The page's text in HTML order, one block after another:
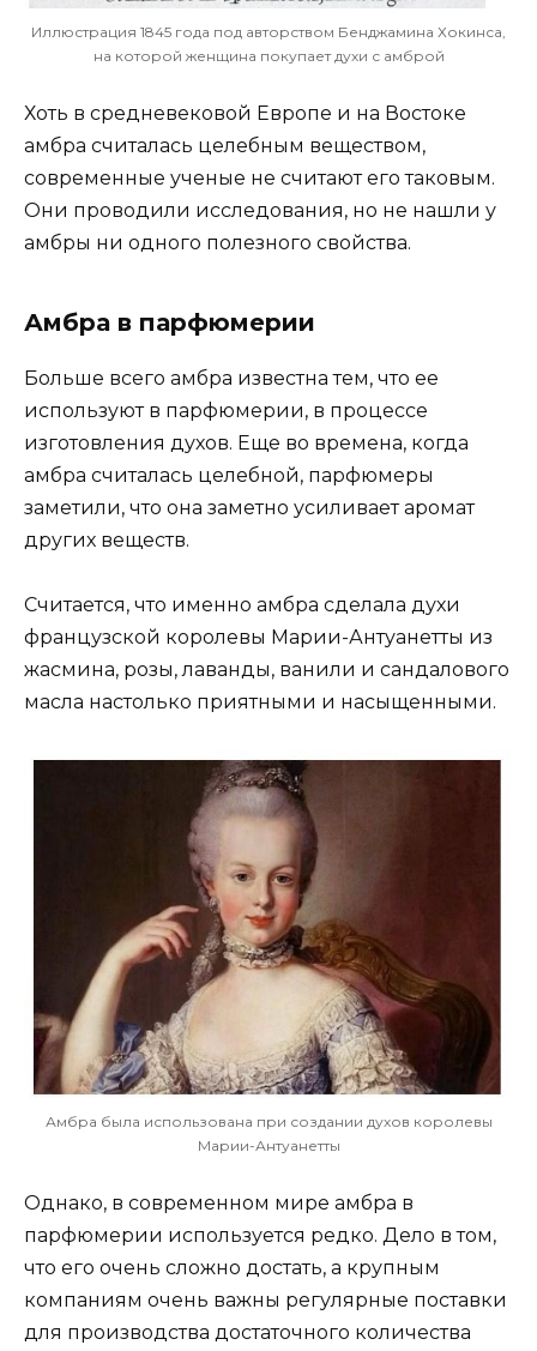
Иллюстрация 1845 года под авторством Бенджамина Хокинса,
на которой женщина покупает духи с амброй
Хоть в средневековой Европе и на Востоке
амбра считалась целебным веществом,
современные ученые не считают его таковым.
Они проводили исследования, но не нашли у
амбры ни одного полезного свойства.
Амбра в парфюмерии
Больше всего амбра известна тем, что ее
используют в парфюмерии, в процессе
изготовления духов. Еще во времена, когда
амбра считалась целебной, парфюмеры
заметили, что она заметно усиливает аромат
других веществ.
Считается, что именно амбра сделала духи
французской королевы Марии-Антуанетты из
жасмина, розы, лаванды, ванили и сандалового
масла настолько приятными и насыщенными.
Амбра была использована при создании духов королевы
Марии-Антуанетты
Однако, в современном мире амбра в
парфюмерии используется редко. Дело в том,
что его очень сложно достать, а крупным
компаниям очень важны регулярные поставки
для производства достаточного количества